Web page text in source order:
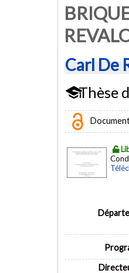
Carl De
Thèse